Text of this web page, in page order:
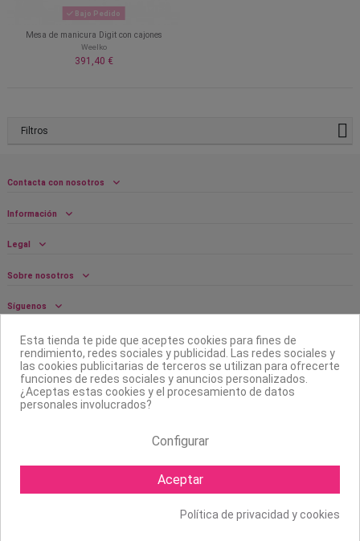
Bajo Pedido
Mesa de manicura Digit con cajones
Weelko
391,40 €
Filtros
Contacta con nosotros
Información
Legal
Sobre nosotros
Síguenos
Boletín
Esta tienda te pide que aceptes cookies para fines de
rendimiento, redes sociales y publicidad. Las redes sociales y
las cookies publicitarias de terceros se utilizan para ofrecerte
funciones de redes sociales y anuncios personalizados.
¿Aceptas estas cookies y el procesamiento de datos
personales involucrados?
Configurar
Aceptar
Política de privacidad y cookies